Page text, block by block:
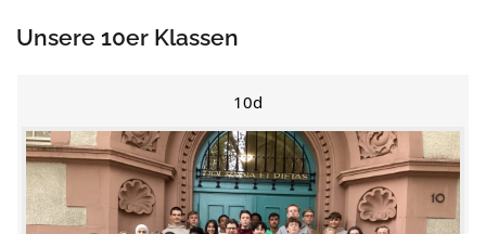
Unsere 10er Klassen
10d